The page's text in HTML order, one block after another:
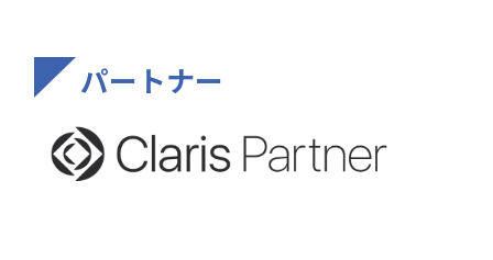
パートナー